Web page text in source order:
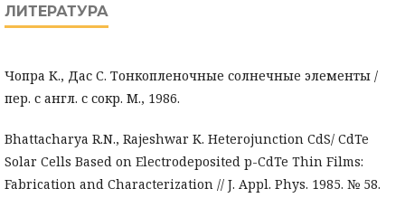
ЛИТЕРАТУРА
Чопра К., Дас С. Тонкопленочные солнечные элементы /
пер. с англ. с сокр. М., 1986.
Bhattacharya R.N., Rajeshwar K. Heterojunction CdS/ CdTe
Solar Cells Based on Electrodeposited p-CdTe Thin Films:
Fabrication and Characterization // J. Appl. Phys. 1985. № 58.